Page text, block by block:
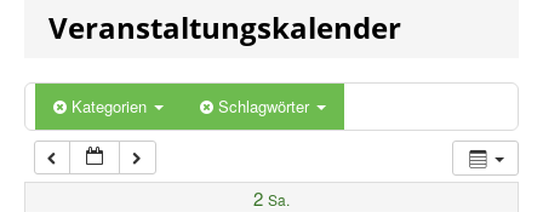
Veranstaltungskalender
Kategorien Schlagwörter
2 Sa.
5:00
7:00